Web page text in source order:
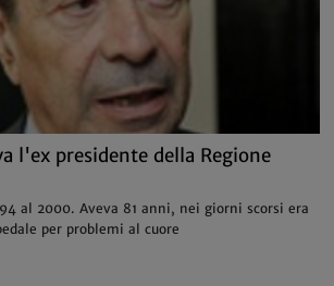
l'ex presidente della Regione
al 2000. Aveva 81 anni, nei giorni scorsi era
per problemi al cuore